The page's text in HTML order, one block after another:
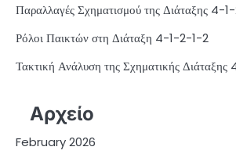
Παραλλαγές Σχηματισμού της Διάταξης 4-
Ρόλοι Παικτών στη Διάταξη 4-1-2-1-2
Τακτική Ανάλυση της Σχηματικής
Αρχείο
February 2026